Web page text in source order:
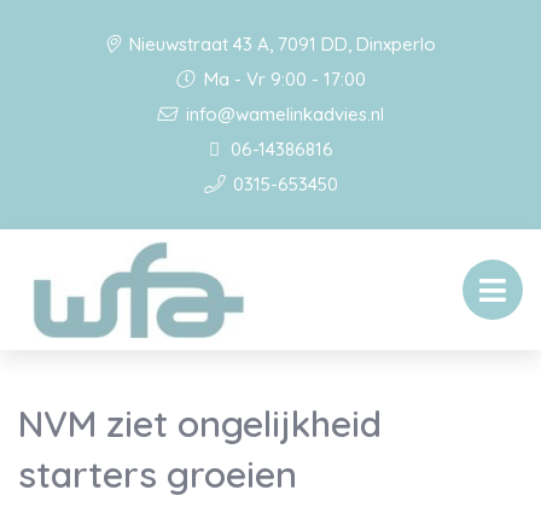
Nieuwstraat 43 A, 7091 DD, Dinxperlo
Ma - Vr 9:00 - 17:00
info@wamelinkadvies.nl
06-14386816
0315-653450
NVM ziet ongelijkheid
starters groeien